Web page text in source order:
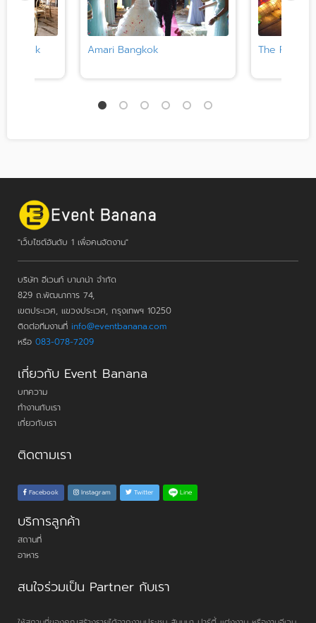
Amari Bangkok The Fig
"เว็บไซต์อันดับ 1 เพื่อคนจัดงาน"
บริษัท อีเวนท์ บานาน่า จำกัด
829 ถ.พัฒนาการ 74,
เขตประเวศ, แขวงประเวศ, กรุงเทพฯ 10250
ติดต่อทีมงานที่ info@eventbanana.com
หรือ 083-078-7209
เกี่ยวกับ Event Banana
บทความ
ทำงานกับเรา
เกี่ยวกับเรา
ติดตามเรา
Facebook Instagram Twitter Line
บริการลูกค้า
สถานที่
อาหาร
สนใจร่วมเป็น Partner กับเรา